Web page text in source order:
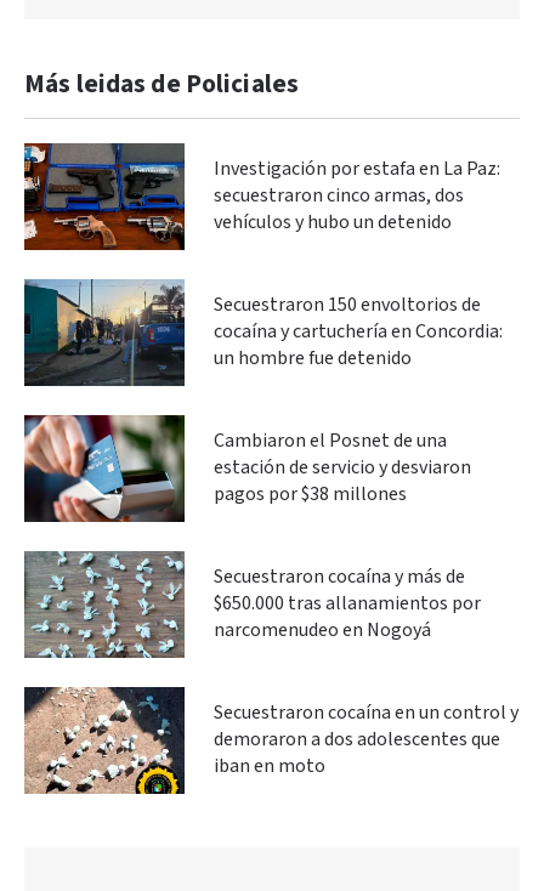
Más leidas de Policiales
Investigación por estafa en La Paz:
secuestraron cinco armas, dos
vehículos y hubo un detenido
Secuestraron 150 envoltorios de
cocaína y cartuchería en Concordia:
un hombre fue detenido
Cambiaron el Posnet de una
estación de servicio y desviaron
pagos por $38 millones
Secuestraron cocaína y más de
$650.000 tras allanamientos por
narcomenudeo en Nogoyá
Secuestraron cocaína en un control y
demoraron a dos adolescentes que
iban en moto